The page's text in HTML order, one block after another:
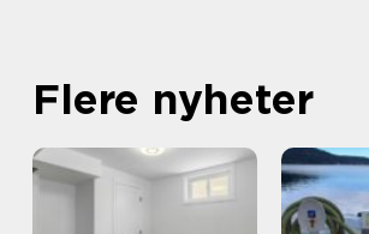
Flere nyheter